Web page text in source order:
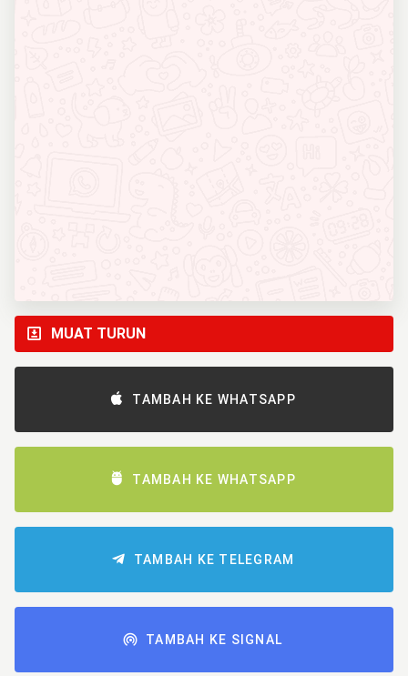
MUAT TURUN
TAMBAH KE WHATSAPP
TAMBAH KE WHATSAPP
TAMBAH KE TELEGRAM
TAMBAH KE SIGNAL